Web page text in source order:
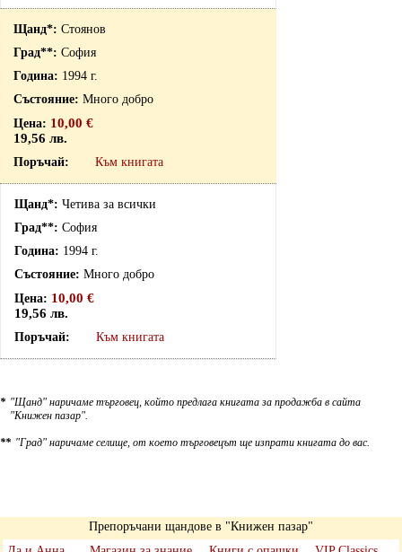
Стоянов
София
1994 г.
Много добро
10,00 €
19,56 лв.
Към книгата
Четива за всички
София
1994 г.
Много добро
10,00 €
19,56 лв.
Към книгата
* "Щанд" наричаме търговец, който предлага книгата за продажба в сайта
"Книжен пазар".
** "Град" наричаме селище, от което търговецът ще изпрати книгата до вас.
Препоръчани щандове в "Книжен пазар"